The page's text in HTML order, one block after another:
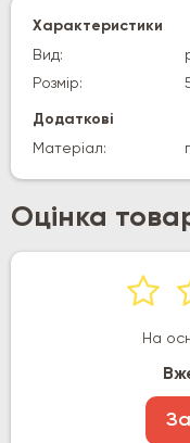
Характеристики
Вид:
Розмір:
Додаткові
Матеріал:
Оцінка
На